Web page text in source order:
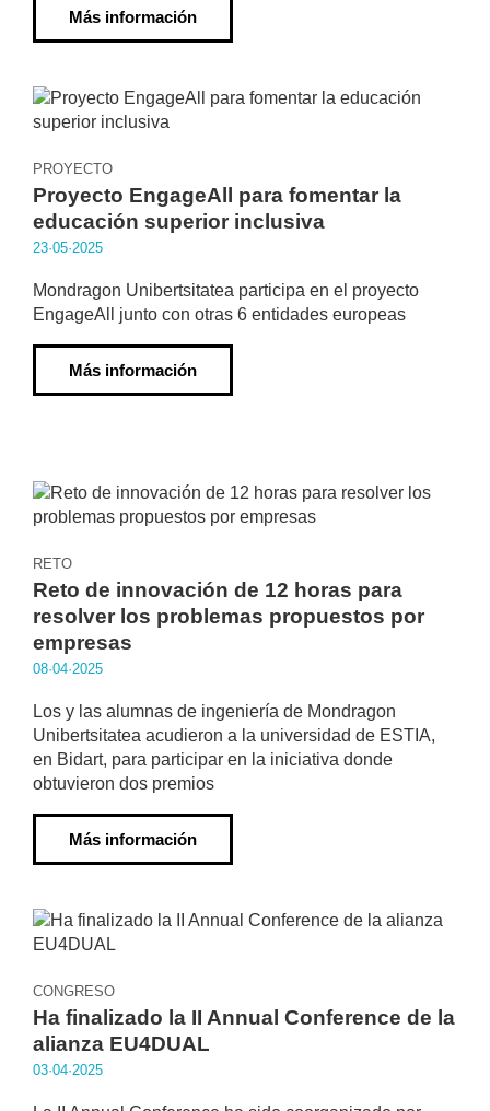
Más información
PROYECTO
Proyecto EngageAll para fomentar la
educación superior inclusiva
23·05·2025
Mondragon Unibertsitatea participa en el proyecto
EngageAll junto con otras 6 entidades europeas
Más información
RETO
Reto de innovación de 12 horas para
resolver los problemas propuestos por
empresas
08·04·2025
Los y las alumnas de ingeniería de Mondragon
Unibertsitatea acudieron a la universidad de ESTIA,
en Bidart, para participar en la iniciativa donde
obtuvieron dos premios
Más información
CONGRESO
Ha finalizado la II Annual Conference de la
alianza EU4DUAL
03·04·2025